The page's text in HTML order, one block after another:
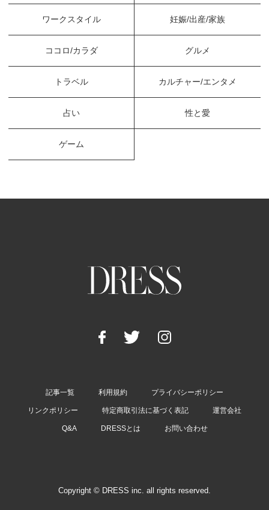
ワークスタイル 妊娠/出産/家族
ココロ/カラダ グルメ
トラベル カルチャー/エンタメ
占い 性と愛
ゲーム
記事一覧 利用規約 プライバシーポリシー
リンクポリシー 特定商取引法に基づく表記 運営会社
Q&A DRESSとは お問い合わせ
Copyright © DRESS inc. all rights reserved.